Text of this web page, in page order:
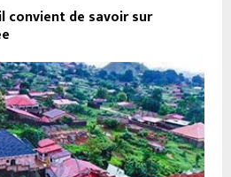
convient de savoir sur